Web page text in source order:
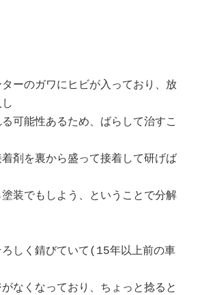
ーのガワにヒビが入っており、放
可能性あるため、ばらして治すこ
剤を裏から盛って接着して研げば
装でもしよう、ということで分解
しく錆びていて(15年以上前の車
なくなっており、ちょっと捻ると